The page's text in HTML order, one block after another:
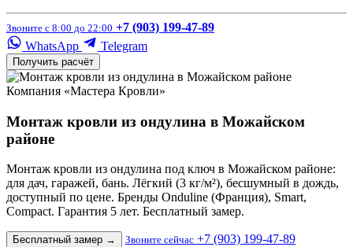
Звоните с 8:00 до 22:00 +7 (903) 199-47-89
WhatsApp
Telegram
Получить расчёт
Компания «Мастера Кровли»
Монтаж кровли из ондулина в Можайском
районе
Монтаж кровли из ондулина под ключ в Можайском районе:
для дач, гаражей, бань. Лёгкий (3 кг/м²), бесшумный в дождь,
доступный по цене. Бренды Onduline (Франция), Smart,
Compact. Гарантия 5 лет. Бесплатный замер.
Бесплатный замер → Звоните сейчас +7 (903) 199-47-89